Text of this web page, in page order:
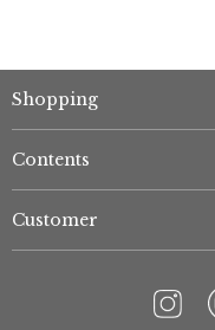
Shopping
Contents
Customer